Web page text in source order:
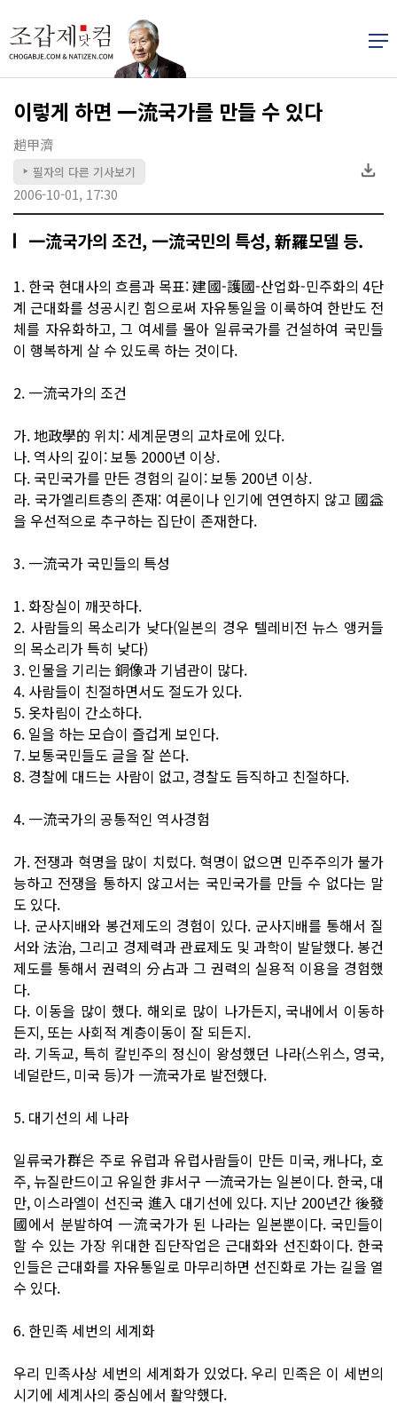
이렇게 하면 一流국가를 만들 수 있다
趙甲濟
▶ 필자의 다른 기사보기
2006-10-01, 17:30
一流국가의 조건, 一流국민의 특성, 新羅모델 등.
1. 한국 현대사의 흐름과 목표: 建國-護國-산업화-민주화의 4단
계 근대화를 성공시킨 힘으로써 자유통일을 이룩하여 한반도 전
체를 자유화하고, 그 여세를 몰아 일류국가를 건설하여 국민들
이 행복하게 살 수 있도록 하는 것이다.
2. 一流국가의 조건
가. 地政學的 위치: 세계문명의 교차로에 있다.
나. 역사의 깊이: 보통 2000년 이상.
다. 국민국가를 만든 경험의 길이: 보통 200년 이상.
라. 국가엘리트층의 존재: 여론이나 인기에 연연하지 않고 國益
을 우선적으로 추구하는 집단이 존재한다.
3. 一流국가 국민들의 특성
1. 화장실이 깨끗하다.
2. 사람들의 목소리가 낮다(일본의 경우 텔레비전 뉴스 앵커들
의 목소리가 특히 낮다)
3. 인물을 기리는 銅像과 기념관이 많다.
4. 사람들이 친절하면서도 절도가 있다.
5. 옷차림이 간소하다.
6. 일을 하는 모습이 즐겁게 보인다.
7. 보통국민들도 글을 잘 쓴다.
8. 경찰에 대드는 사람이 없고, 경찰도 듬직하고 친절하다.
4. 一流국가의 공통적인 역사경험
가. 전쟁과 혁명을 많이 치렀다. 혁명이 없으면 민주주의가 불가
능하고 전쟁을 통하지 않고서는 국민국가를 만들 수 없다는 말
도 있다.
나. 군사지배와 봉건제도의 경험이 있다. 군사지배를 통해서 질
서와 法治, 그리고 경제력과 관료제도 및 과학이 발달했다. 봉건
제도를 통해서 권력의 分占과 그 권력의 실용적 이용을 경험했
다.
다. 이동을 많이 했다. 해외로 많이 나가든지, 국내에서 이동하
든지, 또는 사회적 계층이동이 잘 되든지.
라. 기독교, 특히 칼빈주의 정신이 왕성했던 나라(스위스, 영국,
네덜란드, 미국 등)가 一流국가로 발전했다.
5. 대기선의 세 나라
일류국가群은 주로 유럽과 유럽사람들이 만든 미국, 캐나다, 호
주, 뉴질란드이고 유일한 非서구 一流국가는 일본이다. 한국, 대
만, 이스라엘이 선진국 進入 대기선에 있다. 지난 200년간 後發
國에서 분발하여 一流국가가 된 나라는 일본뿐이다. 국민들이
할 수 있는 가장 위대한 집단작업은 근대화와 선진화이다. 한국
인들은 근대화를 자유통일로 마무리하면 선진화로 가는 길을 열
수 있다.
6. 한민족 세번의 세계화
우리 민족사상 세번의 세계화가 있었다. 우리 민족은 이 세번의
시기에 세계사의 중심에서 활약했다.